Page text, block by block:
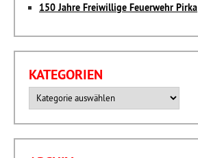
150 Jahre Freiwillige Feuerwehr Pirka
KATEGORIEN
Kategorien